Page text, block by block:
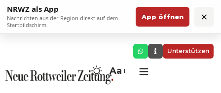
NRWZ als App
Nachrichten aus der Region direkt auf dem
Startbildschirm.
App öffnen ×
Unterstützen
Aa